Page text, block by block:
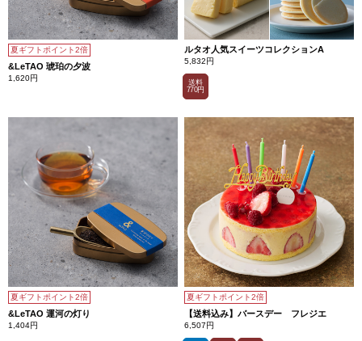
夏ギフトポイント2倍
&LeTAO 琥珀の夕波
1,620円
ルタオ人気スイーツコレクションA
5,832円
送料
770円
夏ギフトポイント2倍
&LeTAO 運河の灯り
1,404円
夏ギフトポイント2倍
【送料込み】バースデー フレジエ
6,507円